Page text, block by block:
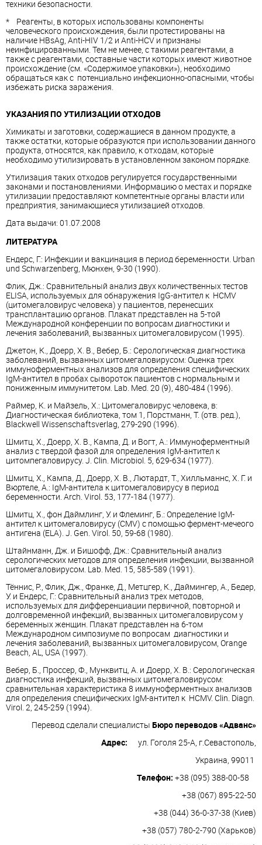
техники безопасности.
* Реагенты, в которых использованы компоненты
человеческого происхождения, были протестированы на
наличие HBsAg, Anti-HIV 1/2 и Anti-HCV и признаны
неинфицированными. Тем не менее, с такими реагентами, а
также с реагентами, составные части которых имеют животное
происхождение (см. «Содержимое упаковки»), необходимо
обращаться как с потенциально инфекционно-опасными, чтобы
избежать риска заражения.
УКАЗАНИЯ ПО УТИЛИЗАЦИИ ОТХОДОВ
Химикаты и заготовки, содержащиеся в данном продукте, а
также остатки, которые образуются при использовании данного
продукта, относятся, как правило, к отходам, которые
необходимо утилизировать в установленном законом порядке.
Утилизация таких отходов регулируется государственными
законами и постановлениями. Информацию о местах и порядке
утилизации предоставляют компетентные органы власти или
предприятия, занимающиеся утилизацией отходов.
Дата выдачи: 01.07.2008
ЛИТЕРАТУРА
Ендерс, Г.: Инфекции и вакцинация в период беременности. Urban
und Schwarzenberg, Мюнхен, 9-30 (1990).
Флик, Дж.: Сравнительный анализ двух количественных тестов
ELISA, используемых для обнаружения IgG-антител к HCMV
(цитомегаловирус человека) у пациентов, перенесших
трансплантацию органов. Плакат представлен на 5-той
Международной конференции по вопросам диагностики и
лечения заболеваний, вызванных цитомегаловирусом (1995).
Джетон, К., Доерр, Х. В., Вебер, Б.: Серологическая диагностика
заболеваний, вызванных цитомегаловирусом: Оценка трех
иммуноферментных анализов для определения специфических
IgM-антител в пробах сывороток пациентов с нормальным и
пониженным иммунитетом. Lab. Med. 20 (9), 480-484 (1996).
Раймер, K. и Майзель, Х.: Цитомегаловирус человека, в:
Диагностическая библиотека, том 1, Порстманн, Т. (отв. ред.),
Blackwell Wissenschaftsverlag, 279-290 (1996).
Шмитц, Х., Доерр, Х. В., Кампа, Д. и Вогт, A.: Иммуноферментный
анализ с твердой фазой для определения IgM-антител к
цитомпегаловирусу. J. Clin. Microbiol. 5, 629-634 (1977).
Шмитц, Х., Кампа, Д., Доерр, Х. В., Лютардт, T., Хилльманнс, Х. Г. и
Вюртеле, A.: IgM-антитела к цитомегаловирусу в период
беременности. Arch. Virol. 53, 177-184 (1977).
Шмитц, Х., фон Даймлинг, У. и Флеминг, Б.: Определение IgM-
антител к цитомегаловирусу (CMV) с помощью фермент-мечеого
антигена (ELA). J. Gen. Virol. 50, 59-68 (1980).
Штайнманн, Дж. и Бишофф, Дж.: Сравнительный анализ
серологических методов для определения инфекции, вызванной
цитомегаловирусом. Lab. Med. 15, 585-589 (1991).
Тённис, Р., Флик, Дж., Франке, Д., Метцгер, К., Даймингер, A., Бедер,
У. и Ендерс, Г.: Сравнительный анализ трех методов,
используемых для дифференциации первичной, повторной и
долговременной инфекций, вызванных цитомегаловирусом у
беременных женщин. Плакат представлен на 6-том
Международном симпозиуме по вопросам диагностики и
лечения заболеваний, вызванных цитомегаловирусом, Orange
Beach, AL, USA (1997).
Вебер, Б., Проссер, Ф., Мунквитц, A. и Доерр, Х. В.: Серологическая
диагностика инфекций, вызванных цитомегаловирусом:
сравнительная характеристика 8 иммуноферментных анализов
для определения специфических IgM-антител к HCMV. Clin. Diagn.
Virol. 2, 245-259 (1994).
Перевод сделали специалисты Бюро переводов «Адванс»
Адрес:
ул. Гоголя 25-А, г.Севастополь,
Украина, 99011
Телефон: +38 (095) 388-00-58
+38 (067) 895-22-50
+38 (044) 36-0-37-38 (Киев)
+38 (057) 780-2-790 (Харьков)